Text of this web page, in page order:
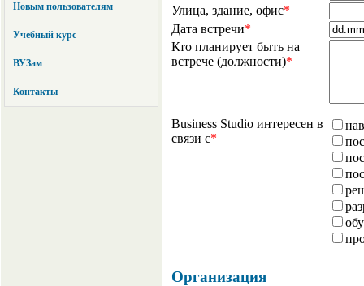
Новым пользователям
Учебный курс
ВУЗам
Контакты
Улица, здание, офис*
Дата встречи*
Кто планирует быть на
встрече (должности)*
Business Studio интересен в
связи с*
Организация